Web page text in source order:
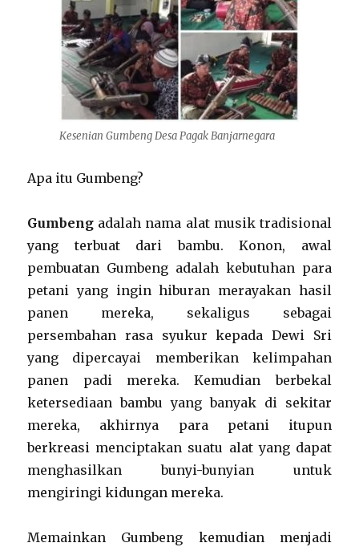
Kesenian Gumbeng Desa Pagak Banjarnegara
Apa itu Gumbeng?
Gumbeng adalah nama alat musik tradisional
yang terbuat dari bambu. Konon, awal
pembuatan Gumbeng adalah kebutuhan para
petani yang ingin hiburan merayakan hasil
panen mereka, sekaligus sebagai
persembahan rasa syukur kepada Dewi Sri
yang dipercayai memberikan kelimpahan
panen padi mereka. Kemudian berbekal
ketersediaan bambu yang banyak di sekitar
mereka, akhirnya para petani itupun
berkreasi menciptakan suatu alat yang dapat
menghasilkan bunyi-bunyian untuk
mengiringi kidungan mereka.
Memainkan Gumbeng kemudian menjadi